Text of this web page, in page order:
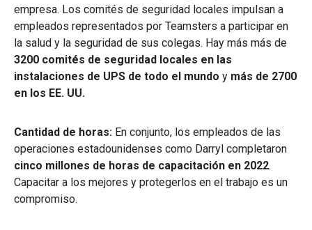
empresa. Los comités de seguridad locales impulsan a
empleados representados por Teamsters a participar en
la salud y la seguridad de sus colegas. Hay más más de
3200 comités de seguridad locales en las
instalaciones de UPS de todo el mundo y más de 2700
en los EE. UU.
Cantidad de horas: En conjunto, los empleados de las
operaciones estadounidenses como Darryl completaron
cinco millones de horas de capacitación en 2022.
Capacitar a los mejores y protegerlos en el trabajo es un
compromiso.